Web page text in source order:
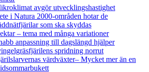
avgör utvecklingshastighet
i Natura 2000-områden hotar de
som ska skyddas
– tema med många variationer
anpassning till dagslängd hjälper
spridning norrut
värdväxter– Mycket mer än en